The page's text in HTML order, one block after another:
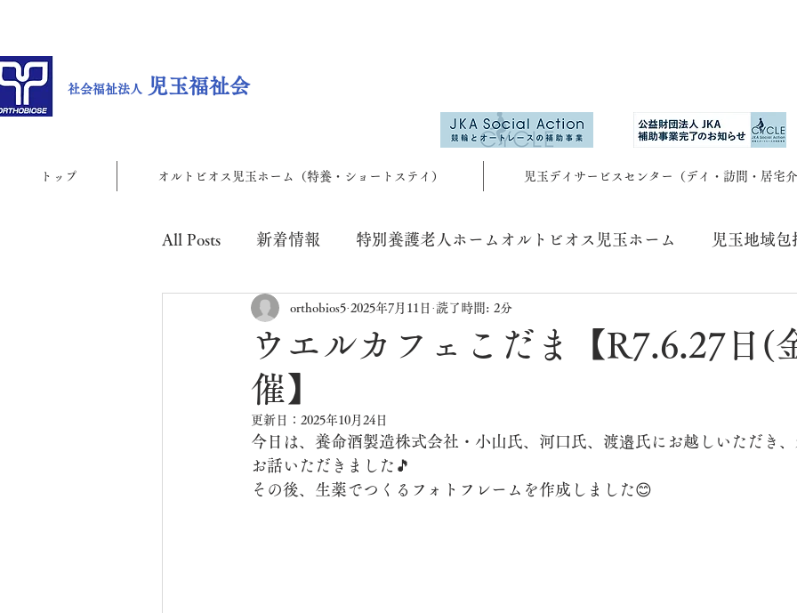
社会福祉法人 児玉福祉会
トップ オルトビオス児玉ホーム（特養・ショートステイ） 児玉デイサービスセンター（デイ・訪問・居宅
All Posts 新着情報 特別養護老人ホームオルトビオス児玉ホーム 児玉地域包
児玉地域包括支援センター
ウエルカフェこだま【R7.6.27日(
催】
orthobios5 2025年7月11日 読了時間: 2分
更新日： 2025年10月24日
今日は、養命酒製造株式会社・小山氏、河口氏、渡邉氏にお越しいただき
お話いただきました🎵
その後、生薬でつくるフォトフレームを作成しました😊